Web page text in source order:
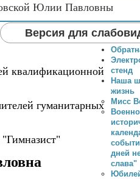
Юлии Павловны
Версия для
квалификационной
гуманитарных
"Гимназист"
стенд
Наша
жизнь
Мисс
дней
слава"